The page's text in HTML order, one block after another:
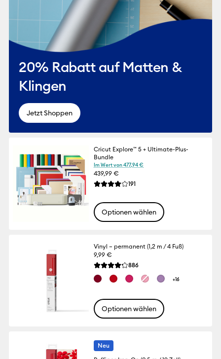
20% Rabatt auf Matten &
Klingen
Jetzt Shoppen
Cricut Explore™ 5 + Ultimate-Plus-
Bundle
Im Wert von 477,94 €
439,99 €
Die durchschnittliche Bewertung für
191
Optionen wählen
Vinyl – permanent (1,2 m / 4 Fuß)
9,99 €
Die durchschnittliche Bewertung für
886Reviews
+16
Optionen wählen
Neu